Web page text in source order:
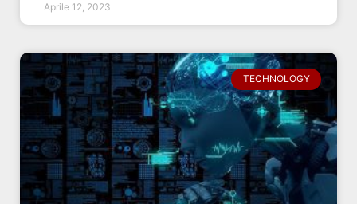
Aprile 12, 2023
TECHNOLOGY